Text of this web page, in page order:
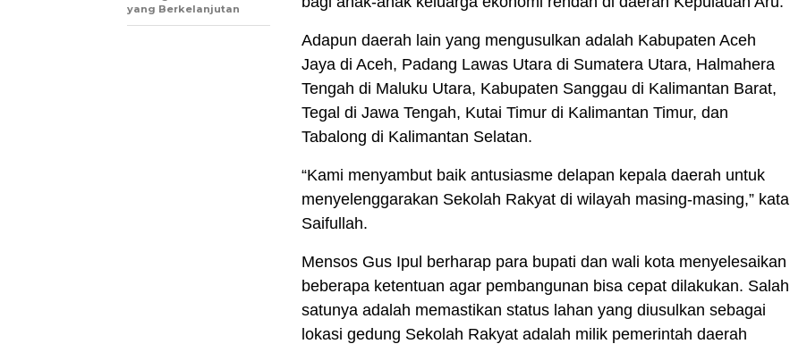
Adapun daerah lain yang mengusulkan adalah Kabupaten Aceh
Jaya di Aceh, Padang Lawas Utara di Sumatera Utara, Halmahera
Tengah di Maluku Utara, Kabupaten Sanggau di Kalimantan Barat,
Tegal di Jawa Tengah, Kutai Timur di Kalimantan Timur, dan
Tabalong di Kalimantan Selatan.
“Kami menyambut baik antusiasme delapan kepala daerah untuk
menyelenggarakan Sekolah Rakyat di wilayah masing-masing,” kata
Saifullah.
Mensos Gus Ipul berharap para bupati dan wali kota menyelesaikan
beberapa ketentuan agar pembangunan bisa cepat dilakukan. Salah
satunya adalah memastikan status lahan yang diusulkan sebagai
lokasi gedung Sekolah Rakyat adalah milik pemerintah daerah
yang Berkelanjutan